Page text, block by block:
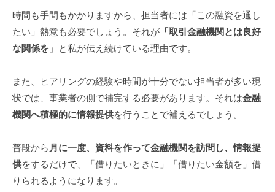
時間も手間もかかりますから、担当者には「この融資を通し
たい」熱意も必要でしょう。それが 「取引金融機関とは良好
な関係を」 と私が伝え続けている理由です。
また、ヒアリングの経験や時間が十分でない担当者が多い現
状では、事業者の側で補完する必要があります。それは金融
機関へ積極的に情報提供を行うことで補えるでしょう。
普段から 月に一度、資料を作って金融機関を訪問し、情報提
供をするだけで、「借りたいときに」「借りたい金額を」借
りられるようになります。